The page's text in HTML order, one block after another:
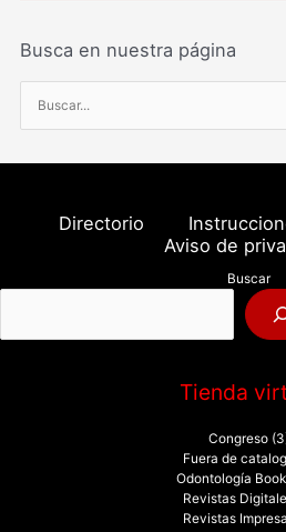
Busca en nuestra página
u
s
o
:
Directorio
Aviso de
Buscar
Tienda
Congreso
Fuera de
Odontología
Revistas
Revistas